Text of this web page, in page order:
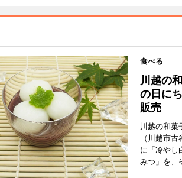
食べる
川越の
の日に
販売
川越の和菓
（川越市
に「冷やし
みつ」を、